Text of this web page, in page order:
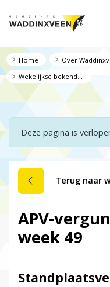
Home Over
Wekelijkse bekendmakingen
Deze pagina is
Terug naar
APV-
week 49